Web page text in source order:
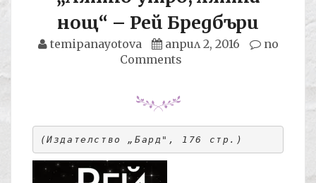
нощ“ – Рей Бредбъри
temipanayotova април 2, 2016
no
Comments
(Издателство „Бард" , 176 стр. )